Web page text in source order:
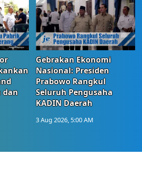
dan
Gebrakan Ekonomi
Nasional: Presiden
Prabowo Rangkul
Seluruh Pengusaha
KADIN Daerah
3 Aug 2026, 5:00 AM